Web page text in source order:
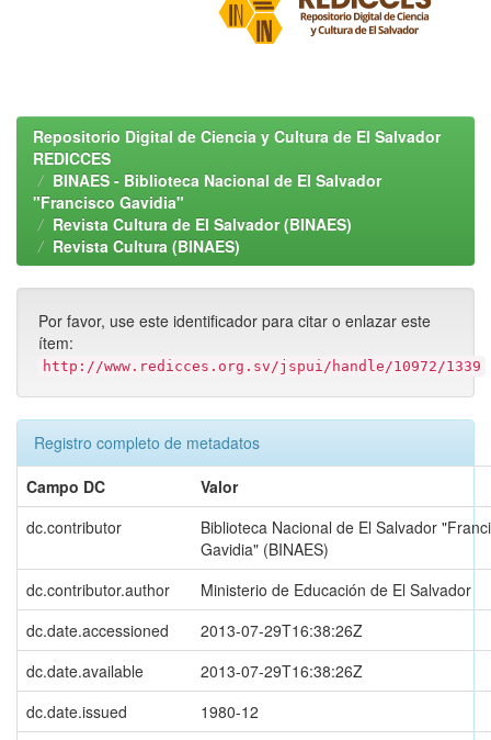
Repositorio Digital de Ciencia y Cultura de El Salvador
REDICCES
BINAES - Biblioteca Nacional de El Salvador
"Francisco Gavidia"
Revista Cultura de El Salvador (BINAES)
Revista Cultura (BINAES)
Por favor, use este identificador para citar o enlazar este
ítem:
http://www.redicces.org.sv/jspui/handle/10972/1339
Registro completo de metadatos
Campo DC
Valor
dc.contributor
Biblioteca Nacional de El Salvador
Gavidia" (BINAES)
dc.contributor.author
Ministerio de Educación de El Salvador
dc.date.accessioned
2013-07-29T16:38:26Z
dc.date.available
2013-07-29T16:38:26Z
dc.date.issued
1980-12